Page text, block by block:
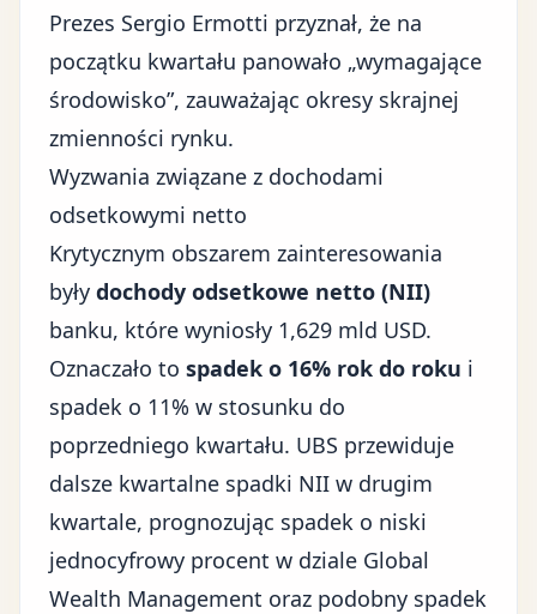
Prezes Sergio Ermotti przyznał, że na
początku kwartału panowało „wymagające
środowisko”, zauważając okresy skrajnej
zmienności rynku.
Wyzwania związane z dochodami
odsetkowymi netto
Krytycznym obszarem zainteresowania
były dochody odsetkowe netto (NII)
banku, które wyniosły 1,629 mld USD.
Oznaczało to spadek o 16% rok do roku i
spadek o 11% w stosunku do
poprzedniego kwartału. UBS przewiduje
dalsze kwartalne spadki NII w drugim
kwartale, prognozując spadek o niski
jednocyfrowy procent w dziale Global
Wealth Management oraz podobny spadek